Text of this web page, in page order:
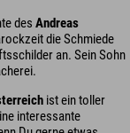
des Andreas
die Schmiede
an. Sein Sohn
ist ein toller
interessante